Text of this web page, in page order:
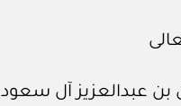
عبدالعزيز آل سعود